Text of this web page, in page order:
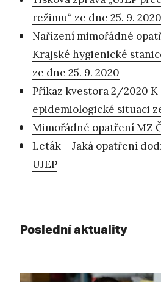
režimu“ ze dne 25. 9. 2020
Nařízení mimořádné
Krajské hygienické
ze dne 25. 9. 2020
Příkaz kvestora 2/2020
epidemiologické situaci
Mimořádné opatření MZ
Leták – Jaká opatření
UJEP
Poslední aktuality